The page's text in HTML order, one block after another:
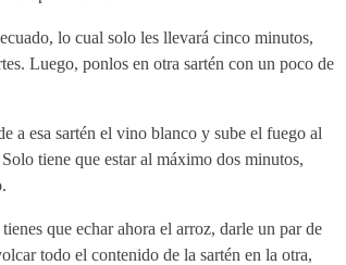
lo cual solo les llevará cinco minutos,
Luego, ponlos en otra sartén con un poco de
a esa sartén el vino blanco y sube el fuego al
tiene que estar al máximo dos minutos,
que echar ahora el arroz, darle un par de
todo el contenido de la sartén en la otra,